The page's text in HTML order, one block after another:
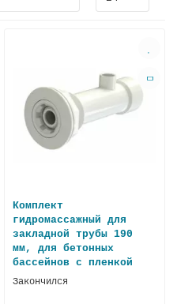
Комплект
гидромассажный для
закладной трубы 190
мм, для бетонных
бассейнов с пленкой
Закончился